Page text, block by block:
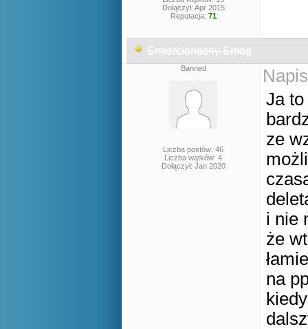
Dołączył: Apr 2015
Reputacja: 71
Smiercionosny Smog
Banned
Liczba postów: 46
Liczba wątków: 4
Dołączył: Jan 2020
Ja
ze
i nie
że
na